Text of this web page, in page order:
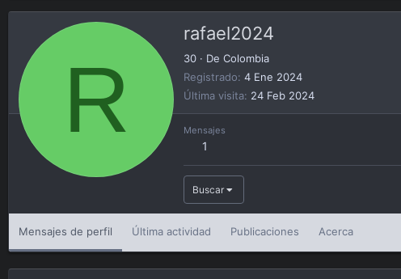
R
rafael2024
30 · De Colombia
Registrado 4 Ene 2024
Última visita 24 Feb 2024
Mensajes
1
Buscar
Mensajes de perfil Última actividad Publicaciones Acerca